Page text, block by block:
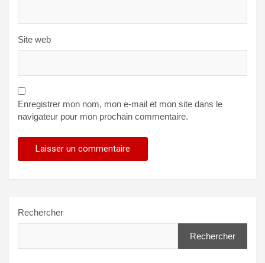
Site web
Enregistrer mon nom, mon e-mail et mon site dans le
navigateur pour mon prochain commentaire.
Rechercher
Rechercher